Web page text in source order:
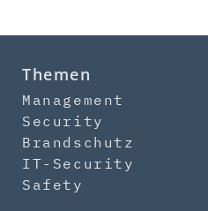
Themen
Management
Security
Brandschutz
IT-Security
Safety